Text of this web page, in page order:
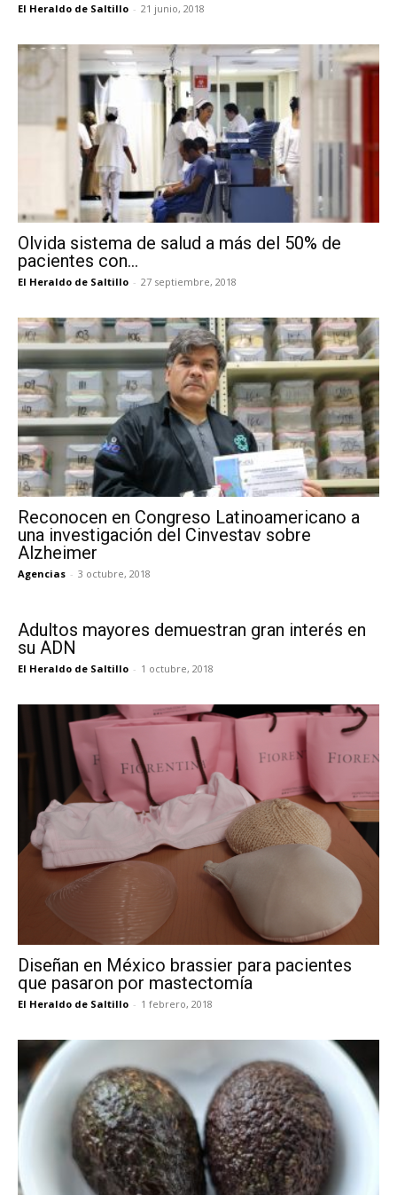
El Heraldo de Saltillo - 21 junio, 2018
Olvida sistema de salud a más del 50% de
pacientes con...
El Heraldo de Saltillo - 27 septiembre, 2018
Reconocen en Congreso Latinoamericano a
una investigación del Cinvestav sobre
Alzheimer
Agencias - 3 octubre, 2018
Adultos mayores demuestran gran interés en
su ADN
El Heraldo de Saltillo - 1 octubre, 2018
Diseñan en México brassier para pacientes
que pasaron por mastectomía
El Heraldo de Saltillo - 1 febrero, 2018